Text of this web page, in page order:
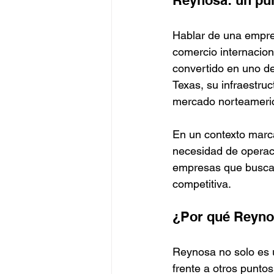
Hablar de una
comercio
convertido en uno
Texas, su
mercado
En un contexto
necesidad de
empresas que
competitiva.
¿Por qué
Reynosa no solo es
frente a otros